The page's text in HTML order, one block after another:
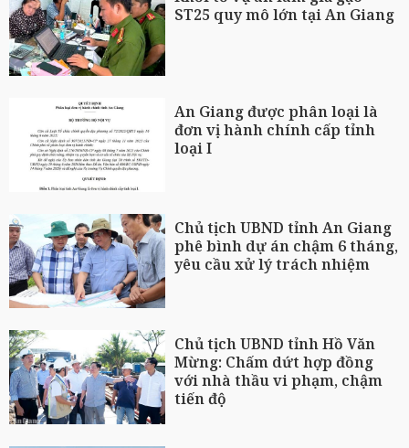
ST25 quy mô lớn tại An Giang
An Giang được phân loại là
đơn vị hành chính cấp tỉnh
loại I
Chủ tịch UBND tỉnh An Giang
phê bình dự án chậm 6 tháng,
yêu cầu xử lý trách nhiệm
Chủ tịch UBND tỉnh Hồ Văn
Mừng: Chấm dứt hợp đồng
với nhà thầu vi phạm, chậm
tiến độ